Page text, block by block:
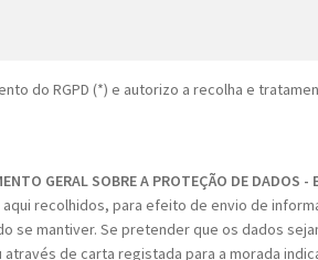
do RGPD (*) e autorizo a recolha e
GERAL SOBRE A PROTEÇÃO DE DADOS -
recolhidos, para efeito de envio de
se mantiver. Se pretender que os dados
de carta registada para a morada